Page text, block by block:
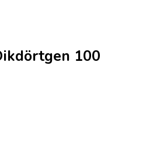
100